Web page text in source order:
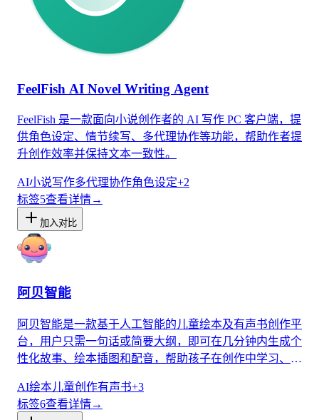
FeelFish AI Novel Writing Agent
FeelFish 是一款面向小说创作者的 AI 写作 PC 客户端，提
供角色设定、情节续写、多代理协作等功能，帮助作者提
升创作效率并保持文本一致性。
AI小说写作多代理协作角色设定+2
标签5查看详情→
加入对比
阿贝智能
阿贝智能是一款基于人工智能的儿童绘本及有声书创作平
台，用户只需一句话或简要大纲，即可在几分钟内生成个
性化故事、绘本插图和配音，帮助孩子在创作中学习、成
AI绘本儿童创作有声书+3
标签6查看详情→